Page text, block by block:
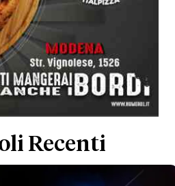
Recenti